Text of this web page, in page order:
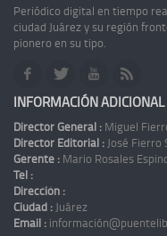
Periódico digital en tiempo
ciudad Juárez y su región
pionero en su tipo.
INFORMACIÓN ADICIONAL
Director General : Miguel
Director Editorial : José Fierro
Gerente : Mario Rosales
Tel :
Dirección :
Ciudad : Juárez
Email :